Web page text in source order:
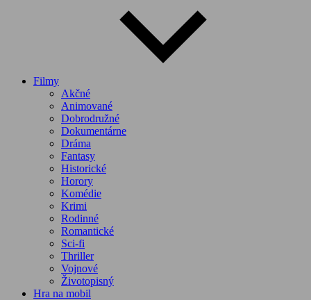
Filmy
Akčné
Animované
Dobrodružné
Dokumentárne
Dráma
Fantasy
Historické
Horory
Komédie
Krimi
Rodinné
Romantické
Sci-fi
Thriller
Vojnové
Životopisný
Hra na mobil